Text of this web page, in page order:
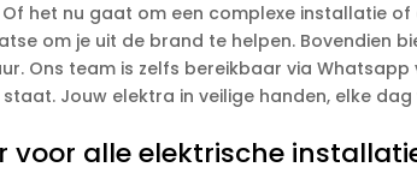
het nu gaat om een complexe installatie
om je uit de brand te helpen. Bovendien
Ons team is zelfs bereikbaar via
Jouw elektra in veilige handen, elke dag
voor alle elektrische